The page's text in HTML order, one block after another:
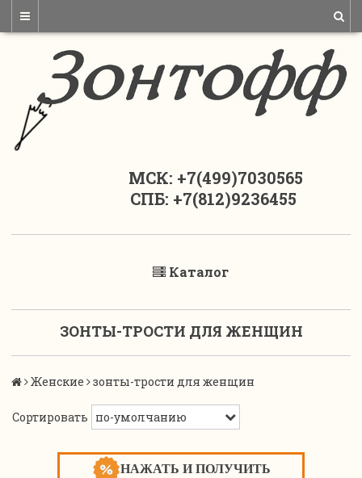
МСК: +7(499)7030565
СПБ: +7(812)9236455
Каталог
ЗОНТЫ-ТРОСТИ ДЛЯ ЖЕНЩИН
Женские зонты-трости для женщин
Сортировать
НАЖАТЬ И ПОЛУЧИТЬ